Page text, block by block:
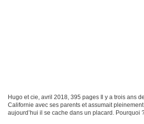
Hugo et cie, avril 2018, 395 pages Il y a trois ans
Californie avec ses parents et assumait
aujourd’hui il se cache dans un placard. Pourquoi